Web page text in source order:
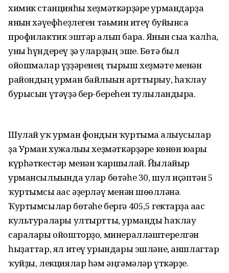
химик станцияһы хеҙмәткәрҙәре урмандарҙа
янғын хәүефһеҙлеген тәьмин итеү буйынса
профилактик эштәр алып бара. Янғын сыға ҡалһа,
уны һүндереү ҙә уларҙың эше. Бөтә был
ойошмалар үҙҙәренең тырыш хеҙмәте менән
райондың урман байлығын арттырыу, һаҡлау
бурысын үтәүҙә бер-береһен тулыландыра.
Шулай уҡ урман фондын ҡуртымға алыусылар
ҙа Урман хужалығы хеҙмәткәрҙәре көнөн юғары
күрһәткестәр менән ҡаршылай. Йылайыр
урмансылығында улар бөтәһе 30, шул иҫәптән 5
ҡуртымсы ағас әҙерләү менән шөғөлләнә.
Ҡуртымсылар бөтәһе бергә 405,5 гектарҙа ағас
культуралары ултыртты, урманды һаҡлау
саралары ойошторҙо, минералләштерелгән
һыҙаттар, ял итеү урындары эшләне, аншлагтар
ҡуйҙы, лекциялар һәм әңгәмәләр үткәрҙе.